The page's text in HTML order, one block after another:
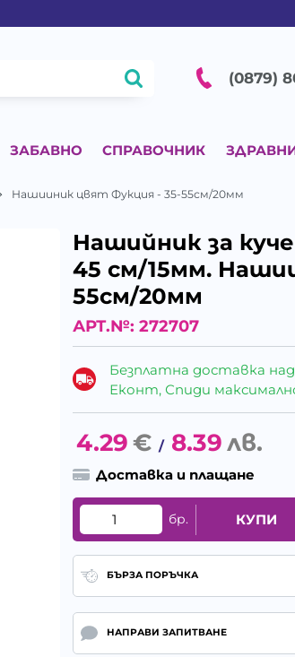
(0879)
ЗАБАВНО СПРАВОЧНИК
Нашииник цвят Фукция - 35-55см/20мм
Нашийник за
45 cм/15мм.
55см/20мм
АРТ.№: 272707
Безплатна доставка
Еконт, Спиди
4.29€ / 8.39лв.
Доставка и плащане
бр. КУПИ
БЪРЗА ПОРЪЧКА
НАПРАВИ ЗАПИТВАНЕ